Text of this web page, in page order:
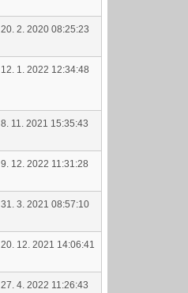
20. 2. 2020 08:25:23
12. 1. 2022 12:34:48
8. 11. 2021 15:35:43
9. 12. 2022 11:31:28
31. 3. 2021 08:57:10
20. 12. 2021 14:06:41
27. 4. 2022 11:26:43